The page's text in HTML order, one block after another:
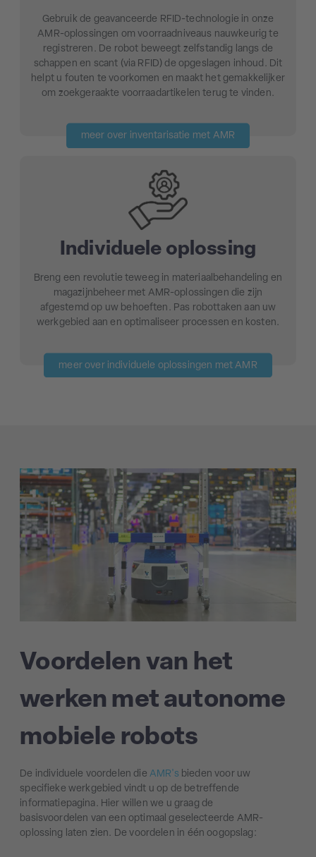
Gebruik de geavanceerde RFID-technologie in onze
AMR-oplossingen om voorraadniveaus nauwkeurig te
registreren. De robot beweegt zelfstandig langs de
schappen en scant (via RFID) de opgeslagen inhoud. Dit
helpt u fouten te voorkomen en maakt het gemakkelijker
om zoekgeraakte voorraadartikelen terug te vinden.
meer over inventarisatie met AMR
Individuele oplossing
Breng een revolutie teweeg in materiaalbehandeling en
magazijnbeheer met AMR-oplossingen die zijn
afgestemd op uw behoeften. Pas robottaken aan uw
werkgebied aan en optimaliseer processen en kosten.
meer over individuele oplossingen met AMR
Voordelen van het
werken met autonome
mobiele robots
De individuele voordelen dieAMR's bieden voor uw
specifieke werkgebied vindt u op de betreffende
informatiepagina. Hier willen we u graag de
basisvoordelen van een optimaal geselecteerde AMR-
oplossing laten zien. De voordelen in één oogopslag: